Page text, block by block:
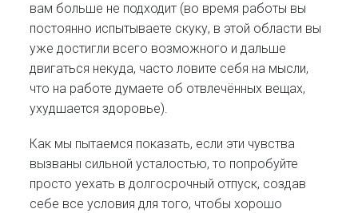
вам больше не подходит (во время работы вы
постоянно испытываете скуку, в этой области вы
уже достигли всего возможного и дальше
двигаться некуда, часто ловите себя на мысли,
что на работе думаете об отвлечённых вещах,
ухудшается здоровье).
Как мы пытаемся показать, если эти чувства
вызваны сильной усталостью, то попробуйте
просто уехать в долгосрочный отпуск, создав
себе все условия для того, чтобы хорошо